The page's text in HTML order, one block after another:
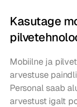
Kasutage
Mobiilne ja
arvestuse
Personal saab
arvestust igalt